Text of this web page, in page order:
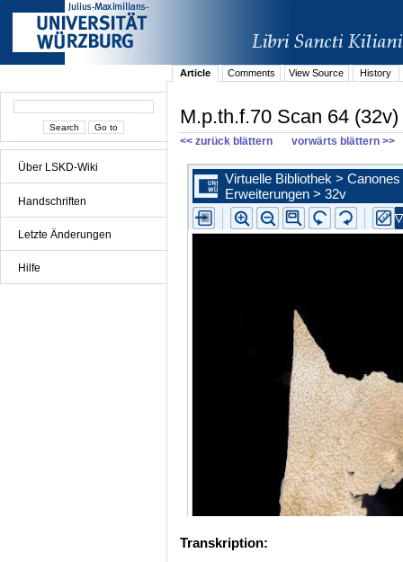
Über LSKD-Wiki
Handschriften
Letzte Änderungen
Hilfe
Article Comments View Source History
M.p.th.f.70 Scan 64 (32v)
<< zurück blättern vorwärts blättern >>
Transkription: